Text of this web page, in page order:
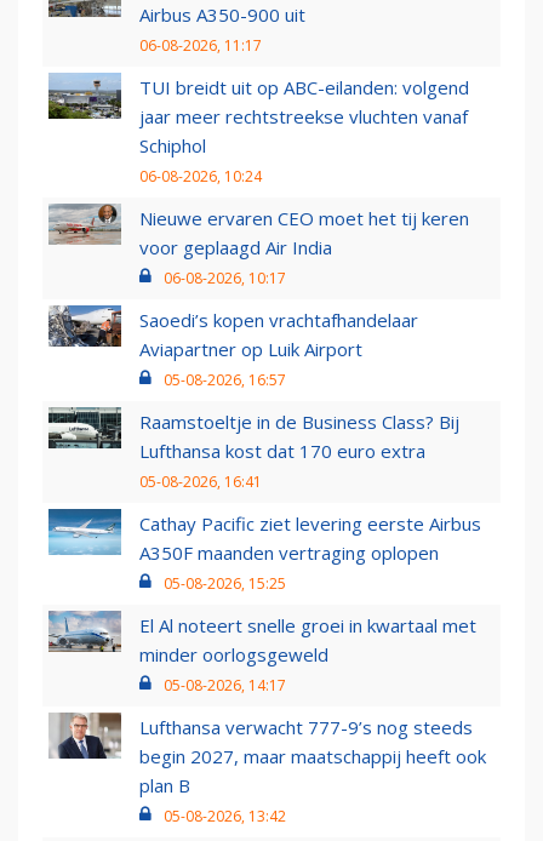
Airbus A350-900 uit
06-08-2026, 11:17
TUI breidt uit op ABC-eilanden: volgend
jaar meer rechtstreekse vluchten vanaf
Schiphol
06-08-2026, 10:24
Nieuwe ervaren CEO moet het tij keren
voor geplaagd Air India
06-08-2026, 10:17
Saoedi’s kopen vrachtafhandelaar
Aviapartner op Luik Airport
05-08-2026, 16:57
Raamstoeltje in de Business Class? Bij
Lufthansa kost dat 170 euro extra
05-08-2026, 16:41
Cathay Pacific ziet levering eerste Airbus
A350F maanden vertraging oplopen
05-08-2026, 15:25
El Al noteert snelle groei in kwartaal met
minder oorlogsgeweld
05-08-2026, 14:17
Lufthansa verwacht 777-9’s nog steeds
begin 2027, maar maatschappij heeft ook
plan B
05-08-2026, 13:42